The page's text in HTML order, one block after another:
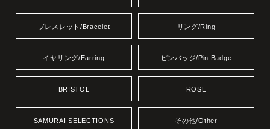
ブレスレット/Bracelet リング/Ring
イヤリング/Earring ピンバッジ/Pin Badge
BRISTOL ROSE
SAMURAI SELECTIONS その他/Other